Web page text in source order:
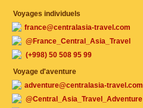
Voyages individuels
france@centralasia-travel.com
@France_Central_Asia_Travel
(+998) 50 508 95 99
Voyage d'aventure
adventure@centralasia-travel.com
@Central_Asia_Travel_Adventure